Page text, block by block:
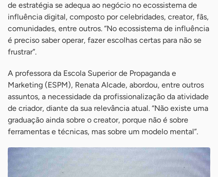
de estratégia se adequa ao negócio no ecossistema de
influência digital, composto por celebridades, creator, fãs,
comunidades, entre outros. “No ecossistema de influência
é preciso saber operar, fazer escolhas certas para não se
frustrar”.
A professora da Escola Superior de Propaganda e
Marketing (ESPM), Renata Alcade, abordou, entre outros
assuntos, a necessidade da profissionalização da atividade
de criador, diante da sua relevância atual. “Não existe uma
graduação ainda sobre o creator, porque não é sobre
ferramentas e técnicas, mas sobre um modelo mental”.